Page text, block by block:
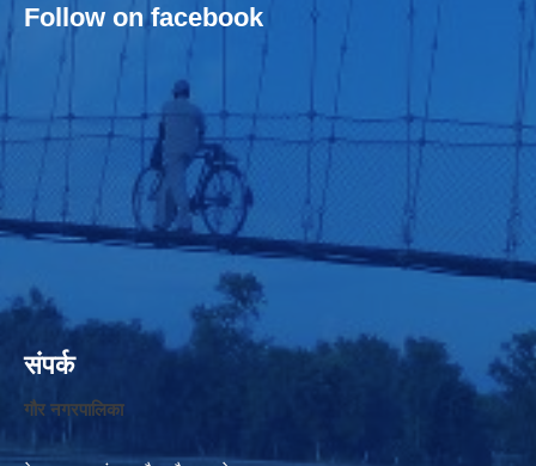
Follow on facebook
संपर्क
गौर नगरपालिका